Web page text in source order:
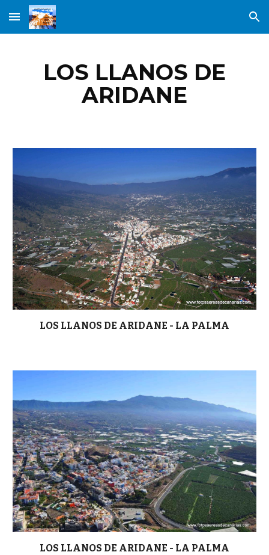
Skip to main content Skip to navigation
LOS LLANOS DE
ARIDANE
LOS LLANOS DE ARIDANE - LA PALMA
LOS LLANOS DE ARIDANE - LA PALMA